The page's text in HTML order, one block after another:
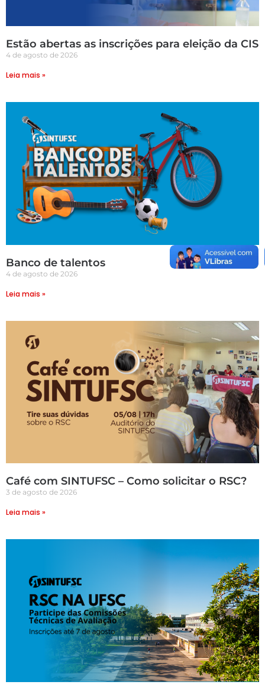
Estão abertas as inscrições para eleição da CIS
4 de agosto de 2026
Leia mais »
Banco de talentos
4 de agosto de 2026
Leia mais »
Café com SINTUFSC – Como solicitar o RSC?
3 de agosto de 2026
Leia mais »